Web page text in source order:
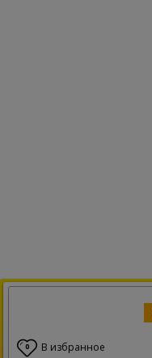
0 В избранное